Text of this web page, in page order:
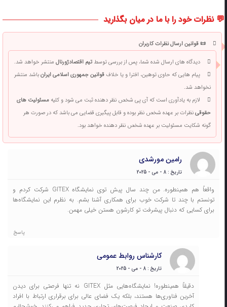
💬 نظرات خود را با ما در میان بگذارید
📜 قوانین ارسال نظرات کاربران
دیدگاه های ارسال شده شما، پس از بررسی توسطتیم اقتصادژورنالمنتشر خواهد شد.
پیام هایی که حاوی توهین، افترا و یا خلافقوانین جمهوری اسلامی ایرانباشد منتشر
نخواهد شد.
لازم به یادآوری است که آی پی شخص نظر دهنده ثبت می شود و کلیهمسئولیت های
حقوقینظرات بر عهده شخص نظر بوده و قابل پیگیری قضایی می باشد که در صورت هر
گونه شکایت مسئولیت بر عهده شخص نظر دهنده خواهد بود.
رامین مورشدی
تاریخ : 8 - می - 2025
واقعاً هم همینطوره. من چند سال پیش توی نمایشگاه GITEX شرکت کردم و
تونستم با چند تا شرکت خوب برای همکاری آشنا بشم. به نظرم این نمایشگاه‌ها
برای کسایی که دنبال پیشرفت تو کارشون هستن خیلی مهمن.
پاسخ
کارشناس روابط عمومی
تاریخ : 8 - می - 2025
دقیقاً همینطوره! نمایشگاه‌هایی مثل GITEX نه تنها فرصتی برای دیدن
آخرین فناوری‌ها هستند، بلکه یک فضای عالی برای برقراری ارتباط با افراد